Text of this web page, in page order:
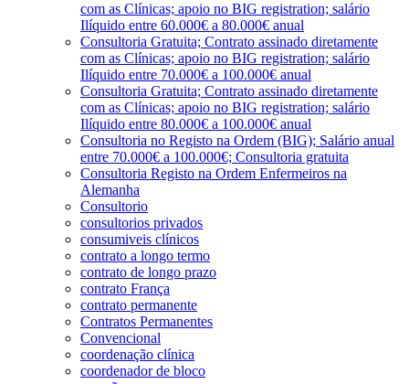
com as Clínicas; apoio no BIG registration; salário
Ilíquido entre 60.000€ a 80.000€ anual
Consultoria Gratuita; Contrato assinado diretamente
com as Clínicas; apoio no BIG registration; salário
Ilíquido entre 70.000€ a 100.000€ anual
Consultoria Gratuita; Contrato assinado diretamente
com as Clínicas; apoio no BIG registration; salário
Ilíquido entre 80.000€ a 100.000€ anual
Consultoria no Registo na Ordem (BIG); Salário anual
entre 70.000€ a 100.000€; Consultoria gratuita
Consultoria Registo na Ordem Enfermeiros na
Alemanha
Consultorio
consultorios privados
consumiveis clínicos
contrato a longo termo
contrato de longo prazo
contrato França
contrato permanente
Contratos Permanentes
Convencional
coordenação clínica
coordenador de bloco